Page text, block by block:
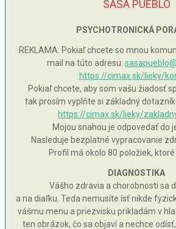
SAŠA PUEBLO
PSYCHOTRONICKÁ
REKLAMA: Pokiaľ chcete so mnou
mail na túto adresu:
https://cimax.sk/lieky/
Pokiaľ chcete, aby som vašu žiadosť
tak prosím vyplňte si základný
https://cimax.sk/lieky/
Mojou snahou je odpovedať do
Nasleduje bezplatné vypracovanie
Profil má okolo 80 položiek,
DIAGNOSTIKA
Vášho zdravia a chorobnosti sa
a na diaľku. Teda nemusíte ísť nikde
vášmu menu a priezvisku prikladám v
ten obrázok, čo sa objaví a nechce